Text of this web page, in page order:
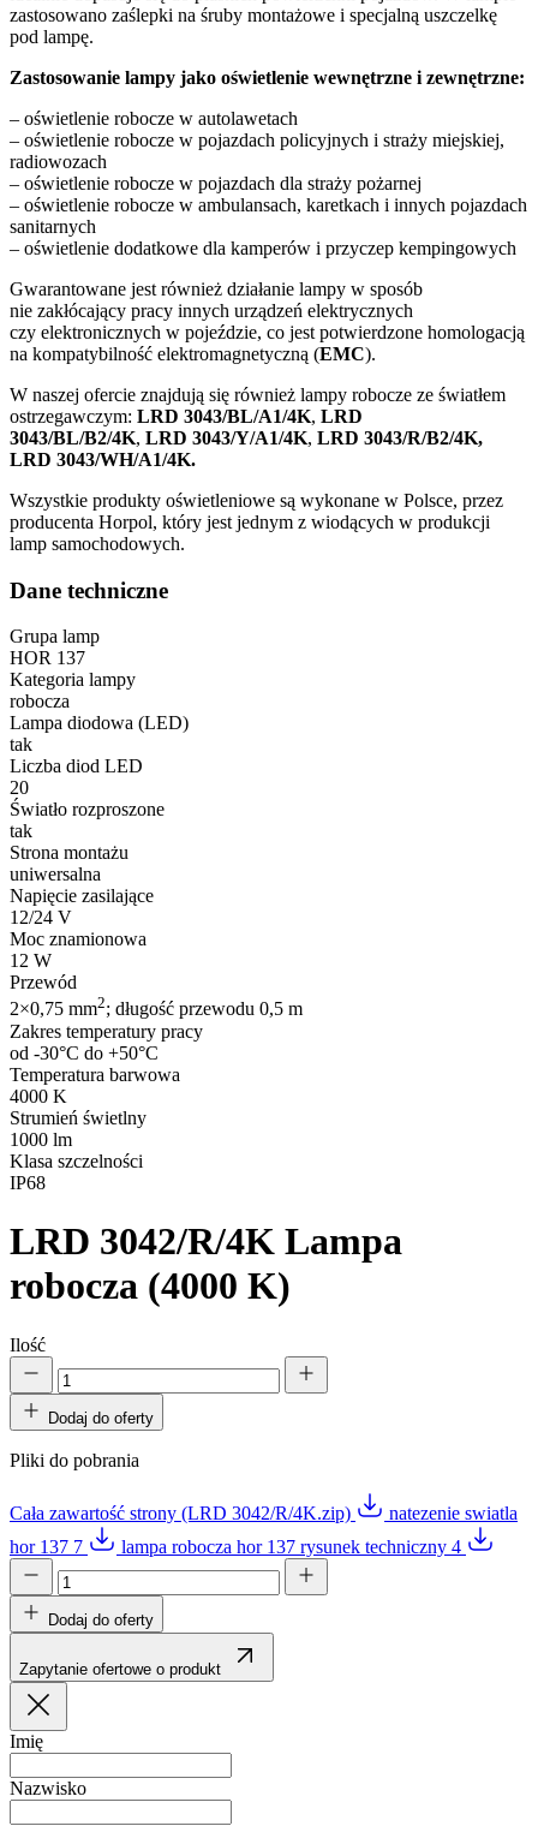
zastosowano zaślepki na śruby montażowe i specjalną uszczelkę
pod lampę.
Zastosowanie lampy jako oświetlenie wewnętrzne i zewnętrzne:
– oświetlenie robocze w autolawetach
– oświetlenie robocze w pojazdach policyjnych i straży miejskiej,
radiowozach
– oświetlenie robocze w pojazdach dla straży pożarnej
– oświetlenie robocze w ambulansach, karetkach i innych pojazdach
sanitarnych
– oświetlenie dodatkowe dla kamperów i przyczep kempingowych
Gwarantowane jest również działanie lampy w sposób
nie zakłócający pracy innych urządzeń elektrycznych
czy elektronicznych w pojeździe, co jest potwierdzone homologacją
na kompatybilność elektromagnetyczną (EMC).
W naszej ofercie znajdują się również lampy robocze ze światłem
ostrzegawczym: LRD 3043/BL/A1/4K, LRD
3043/BL/B2/4K, LRD 3043/Y/A1/4K, LRD 3043/R/B2/4K,
LRD 3043/WH/A1/4K.
Wszystkie produkty oświetleniowe są wykonane w Polsce, przez
producenta Horpol, który jest jednym z wiodących w produkcji
lamp samochodowych.
Dane techniczne
Grupa lamp
HOR 137
Kategoria lampy
robocza
Lampa diodowa (LED)
tak
Liczba diod LED
20
Światło rozproszone
tak
Strona montażu
uniwersalna
Napięcie zasilające
12/24 V
Moc znamionowa
12 W
Przewód
2×0,75 mm2; długość przewodu 0,5 m
Zakres temperatury pracy
od -30°C do +50°C
Temperatura barwowa
4000 K
Strumień świetlny
1000 lm
Klasa szczelności
IP68
LRD 3042/R/4K Lampa
robocza (4000 K)
Ilość
Dodaj do oferty
Pliki do pobrania
Cała zawartość strony (LRD 3042/R/4K.zip)
natezenie swiatla
hor 137 7
lampa robocza hor 137 rysunek techniczny 4
Dodaj do oferty
Zapytanie ofertowe o produkt
Imię
Nazwisko